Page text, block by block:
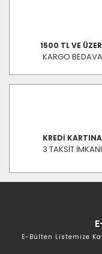
1500 TL VE
KARGO BEDAVA
KREDİ KARTINA
3 TAKSİT İMKANI
E-Bülten Listemize